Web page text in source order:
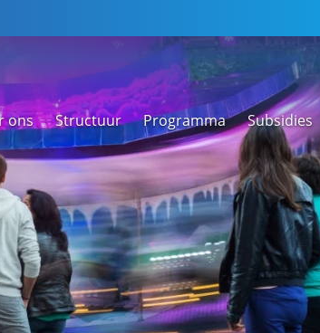
ons Structuur Programma
Regionale
versnellingstafel
Subsidies
Nieuwsarchief